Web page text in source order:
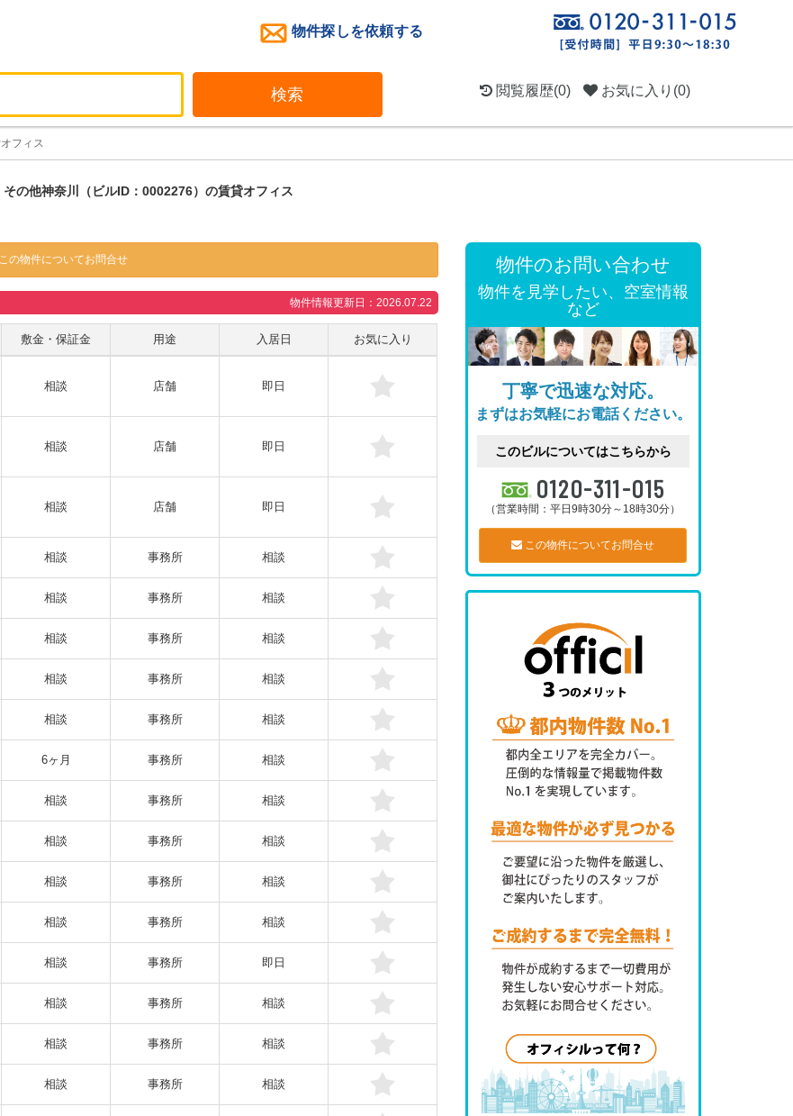
物件探しを依頼する
検索 閲覧履歴(0) お気に入り (0)
フィス
その他神奈川（ビルID：0002276）の賃貸オフィス
この物件についてお問合せ
物件情報更新日：2026.07.22
敷金・保証金 用途 入居日 お気に入り
相談 店舗 即日
相談 店舗 即日
相談 店舗 即日
相談 事務所 相談
相談 事務所 相談
相談 事務所 相談
相談 事務所 相談
相談 事務所 相談
6ヶ月 事務所 相談
相談 事務所 相談
相談 事務所 相談
相談 事務所 相談
相談 事務所 相談
相談 事務所 即日
相談 事務所 相談
相談 事務所 相談
相談 事務所 相談
物件のお問い合わせ
物件を見学したい、空室情報
など
丁寧で迅速な対応。
まずはお気軽にお電話ください。
このビルについてはこちらから
0120-311-015
（営業時間：平日9時30分～18時30分）
この物件についてお問合せ